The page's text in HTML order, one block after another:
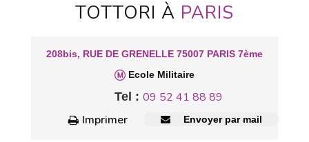
TOTTORI À PARIS
208bis, RUE DE GRENELLE 75007 PARIS 7ème
Ecole Militaire
Tel : 09 52 41 88 89
Imprimer
Envoyer par mail